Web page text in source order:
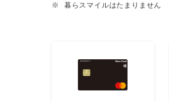
※ 暮らスマイルはたまりません